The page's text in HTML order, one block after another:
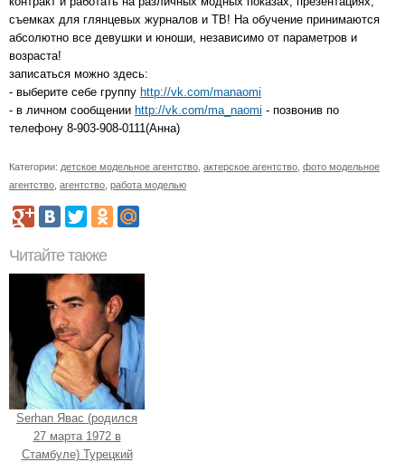
съемках для глянцевых журналов и ТВ! На обучение принимаются
абсолютно все девушки и юноши, независимо от параметров и
возраста!
записаться можно здесь:
- выберите себе группу http://vk.com/manaomi
- в личном сообщении http://vk.com/ma_naomi - позвонив по
телефону 8-903-908-0111(Анна)
Категории: детское модельное агентство актерское агентство фото модельное
агентство агентство работа моделью
Читайте также
Serhan Явас (родился
27 марта 1972 в
Стамбуле) Турецкий